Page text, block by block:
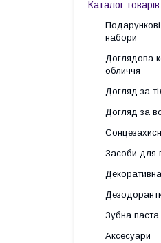
Каталог товарів
набори
Доглядова
обличчя
Догляд за
Догляд за
Засоби для
Зубна паста
Аксесуари